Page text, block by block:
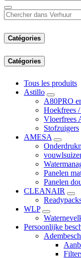
Catégories
Catégories
Tous les produits
Astillo
A80PRO
Hoekfrees
Vloerfrees
Stofzuigers
AMESA
Panelen
Panelen
CLEANAIR
WLP
Persoonlijke